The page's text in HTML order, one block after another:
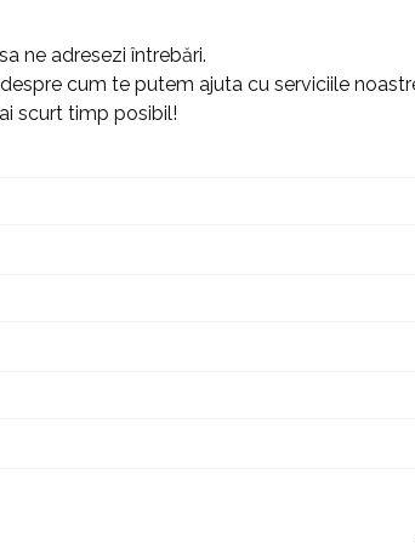
ne adresezi întrebări.
cum te putem ajuta cu serviciile
scurt timp posibil!